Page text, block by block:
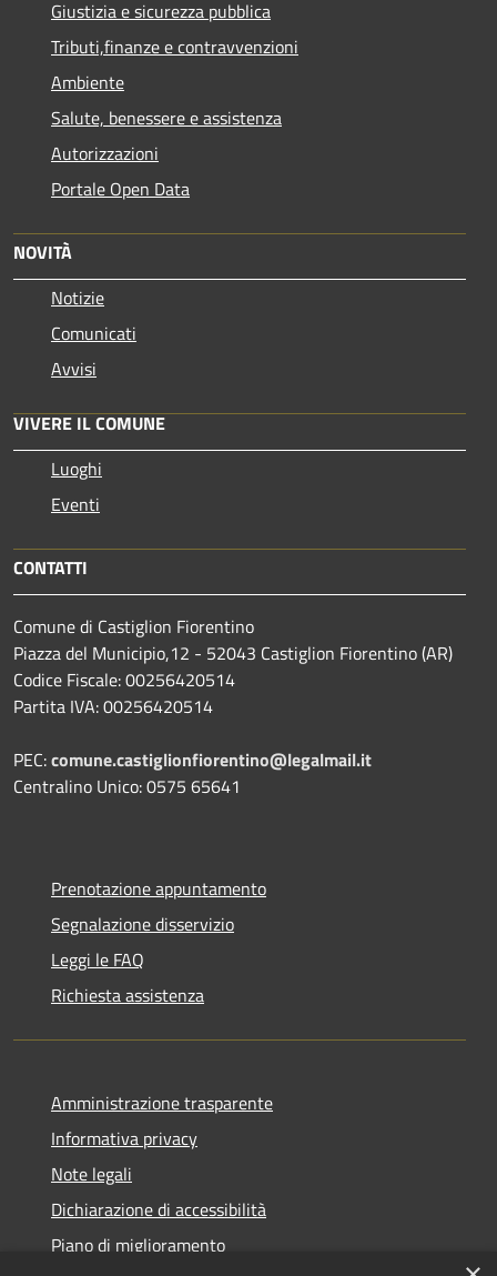
Giustizia e sicurezza pubblica
Tributi,finanze e contravvenzioni
Ambiente
Salute, benessere e assistenza
Autorizzazioni
Portale Open Data
NOVITÀ
Notizie
Comunicati
Avvisi
VIVERE IL COMUNE
Luoghi
Eventi
CONTATTI
Comune di Castiglion Fiorentino
Piazza del Municipio,12 - 52043 Castiglion Fiorentino (AR)
Codice Fiscale: 00256420514
Partita IVA: 00256420514
PEC:comune.castiglionfiorentino@legalmail.it
Centralino Unico: 0575 65641
Prenotazione appuntamento
Segnalazione disservizio
Leggi le FAQ
Richiesta assistenza
Amministrazione trasparente
Informativa privacy
Note legali
Dichiarazione di accessibilità
Piano di miglioramento